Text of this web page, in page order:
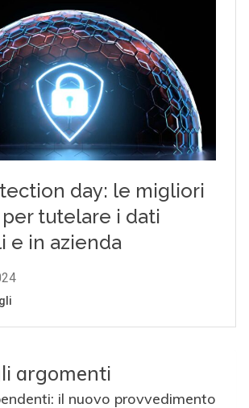
argomenti
il nuovo provvedimento